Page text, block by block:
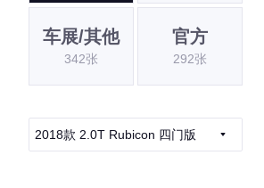
车展/其他
342张
官方
292张
2018款 2.0T Rubicon 四门版